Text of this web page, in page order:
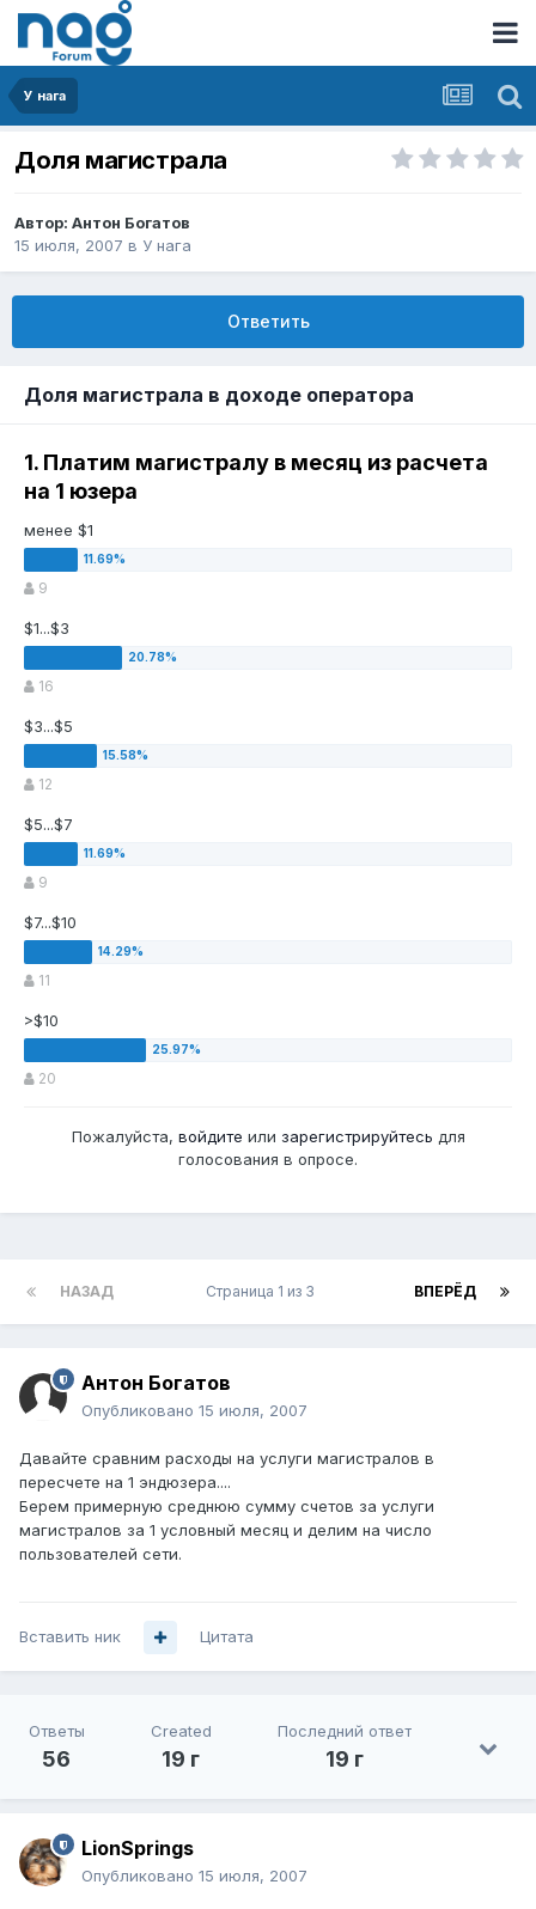
У нага
Доля магистрала
Автор: Антон Богатов
15 июля, 2007 в У нага
Ответить
Доля магистрала в доходе оператора
1. Платим магистралу в месяц из расчета
на 1 юзера
менее $1
9
$1...$3
16
$3...$5
12
$5...$7
9
$7...$10
11
>$10
20
Пожалуйста, войдите или зарегистрируйтесь для
голосования в опросе.
НАЗАД ВПЕРЁД
Страница 1 из 3
Антон Богатов
Опубликовано 15 июля, 2007
Давайте сравним расходы на услуги магистралов в
пересчете на 1 эндюзера....
Берем примерную среднюю сумму счетов за услуги
магистралов за 1 условный месяц и делим на число
пользователей сети.
Вставить ник Цитата
Ответы
56
Created
19 г
Последний ответ
19 г
LionSprings
Опубликовано 15 июля, 2007